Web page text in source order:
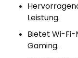
Leistung.
Bietet Wi-
Gaming.